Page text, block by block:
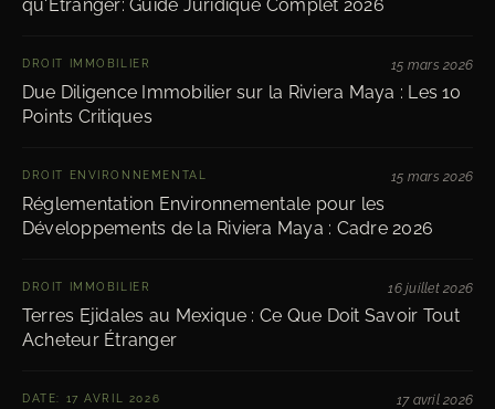
qu'Étranger: Guide Juridique Complet 2026
DROIT IMMOBILIER
Due Diligence Immobilier sur la Riviera Maya : Les 10
Points Critiques
15 mars 2026
DROIT ENVIRONNEMENTAL
Réglementation Environnementale pour les
Développements de la Riviera Maya : Cadre 2026
15 mars 2026
DROIT IMMOBILIER
Terres Ejidales au Mexique : Ce Que Doit Savoir Tout
Acheteur Étranger
16 juillet 2026
DATE: 17 AVRIL 2026 17 avril 2026